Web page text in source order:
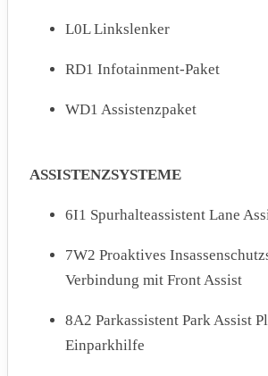
L0L Linkslenker
RD1 Infotainment-Paket
WD1 Assistenzpaket
ASSISTENZSYSTEME
6I1 Spurhalteassistent Lane
7W2 Proaktives
Verbindung mit Front Assist
8A2 Parkassistent Park Assist
Einparkhilfe